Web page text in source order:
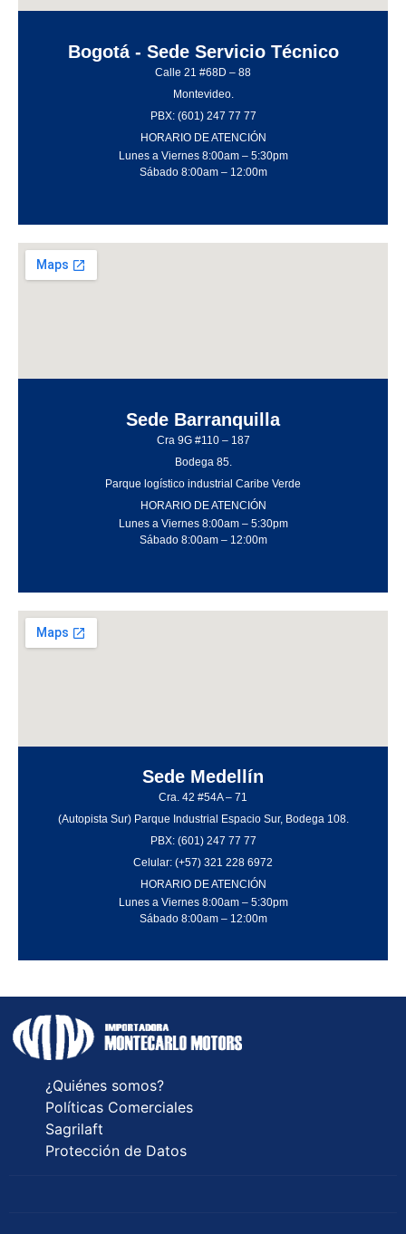
Bogotá - Sede Servicio Técnico
Calle 21 #68D – 88
Montevideo.
PBX: (601) 247 77 77
HORARIO DE ATENCIÓN
Lunes a Viernes 8:00am – 5:30pm
Sábado 8:00am – 12:00m
Sede Barranquilla
Cra 9G #110 – 187
Bodega 85.
Parque logístico industrial Caribe Verde
HORARIO DE ATENCIÓN
Lunes a Viernes 8:00am – 5:30pm
Sábado 8:00am – 12:00m
Sede Medellín
Cra. 42 #54A – 71
(Autopista Sur) Parque Industrial Espacio Sur, Bodega 108.
PBX: (601) 247 77 77
Celular: (+57) 321 228 6972
HORARIO DE ATENCIÓN
Lunes a Viernes 8:00am – 5:30pm
Sábado 8:00am – 12:00m
¿Quiénes somos?
Políticas Comerciales
Sagrilaft
Protección de Datos